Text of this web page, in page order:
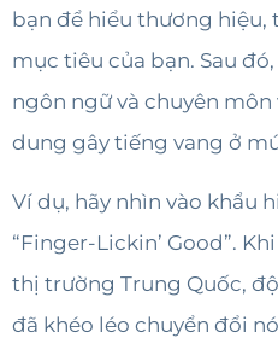
bạn để hiểu thương
mục tiêu của bạn. Sau
ngôn ngữ và chuyên môn
dung gây tiếng vang ở
Ví dụ, hãy nhìn vào khẩu
“Finger-Lickin’ Good”.
thị trường Trung Quốc,
đã khéo léo chuyển đổi